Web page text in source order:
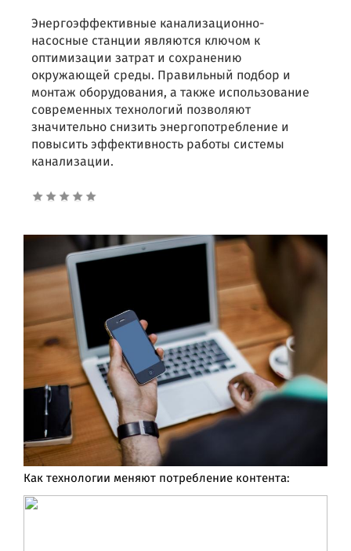
Энергоэффективные канализационно-
насосные станции являются ключом к
оптимизации затрат и сохранению
окружающей среды. Правильный подбор и
монтаж оборудования, а также использование
современных технологий позволяют
значительно снизить энергопотребление и
повысить эффективность работы системы
канализации.
Как технологии меняют потребление контента: